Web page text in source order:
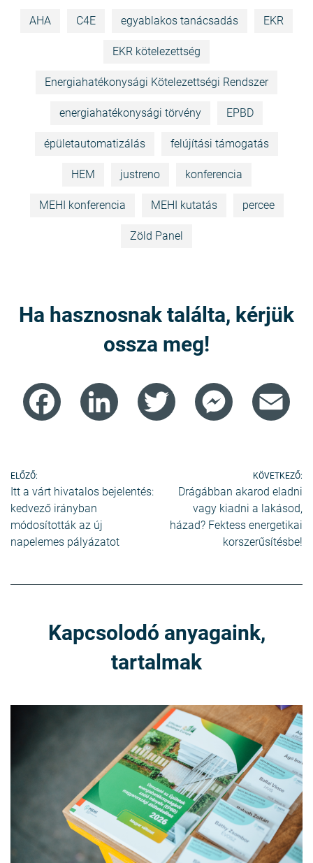
AHA C4E egyablakos tanácsadás EKR
EKR kötelezettség
Energiahatékonysági Kötelezettségi Rendszer
energiahatékonysági törvény EPBD
épületautomatizálás felújítási támogatás
HEM justreno konferencia
MEHI konferencia MEHI kutatás percee
Zöld Panel
Ha hasznosnak találta, kérjük
ossza meg!
Facebook LinkedIn Twitter Messenger
Bejegyzés
navigáció
ELŐZŐ:
Itt a várt hivatalos bejelentés:
kedvező irányban
módosították az új
napelemes pályázatot
KÖVETKEZŐ:
Drágábban akarod eladni
vagy kiadni a lakásod,
házad? Fektess energetikai
korszerűsítésbe!
Kapcsolodó anyagaink,
tartalmak